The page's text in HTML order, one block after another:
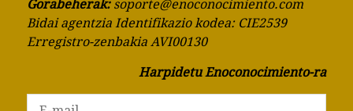
Gorabeherak: soporte@enoconocimiento.com
Bidai agentzia Identifikazio kodea: CIE2539
Erregistro-zenbakia AVI00130
Harpidetu Enoconocimiento-ra